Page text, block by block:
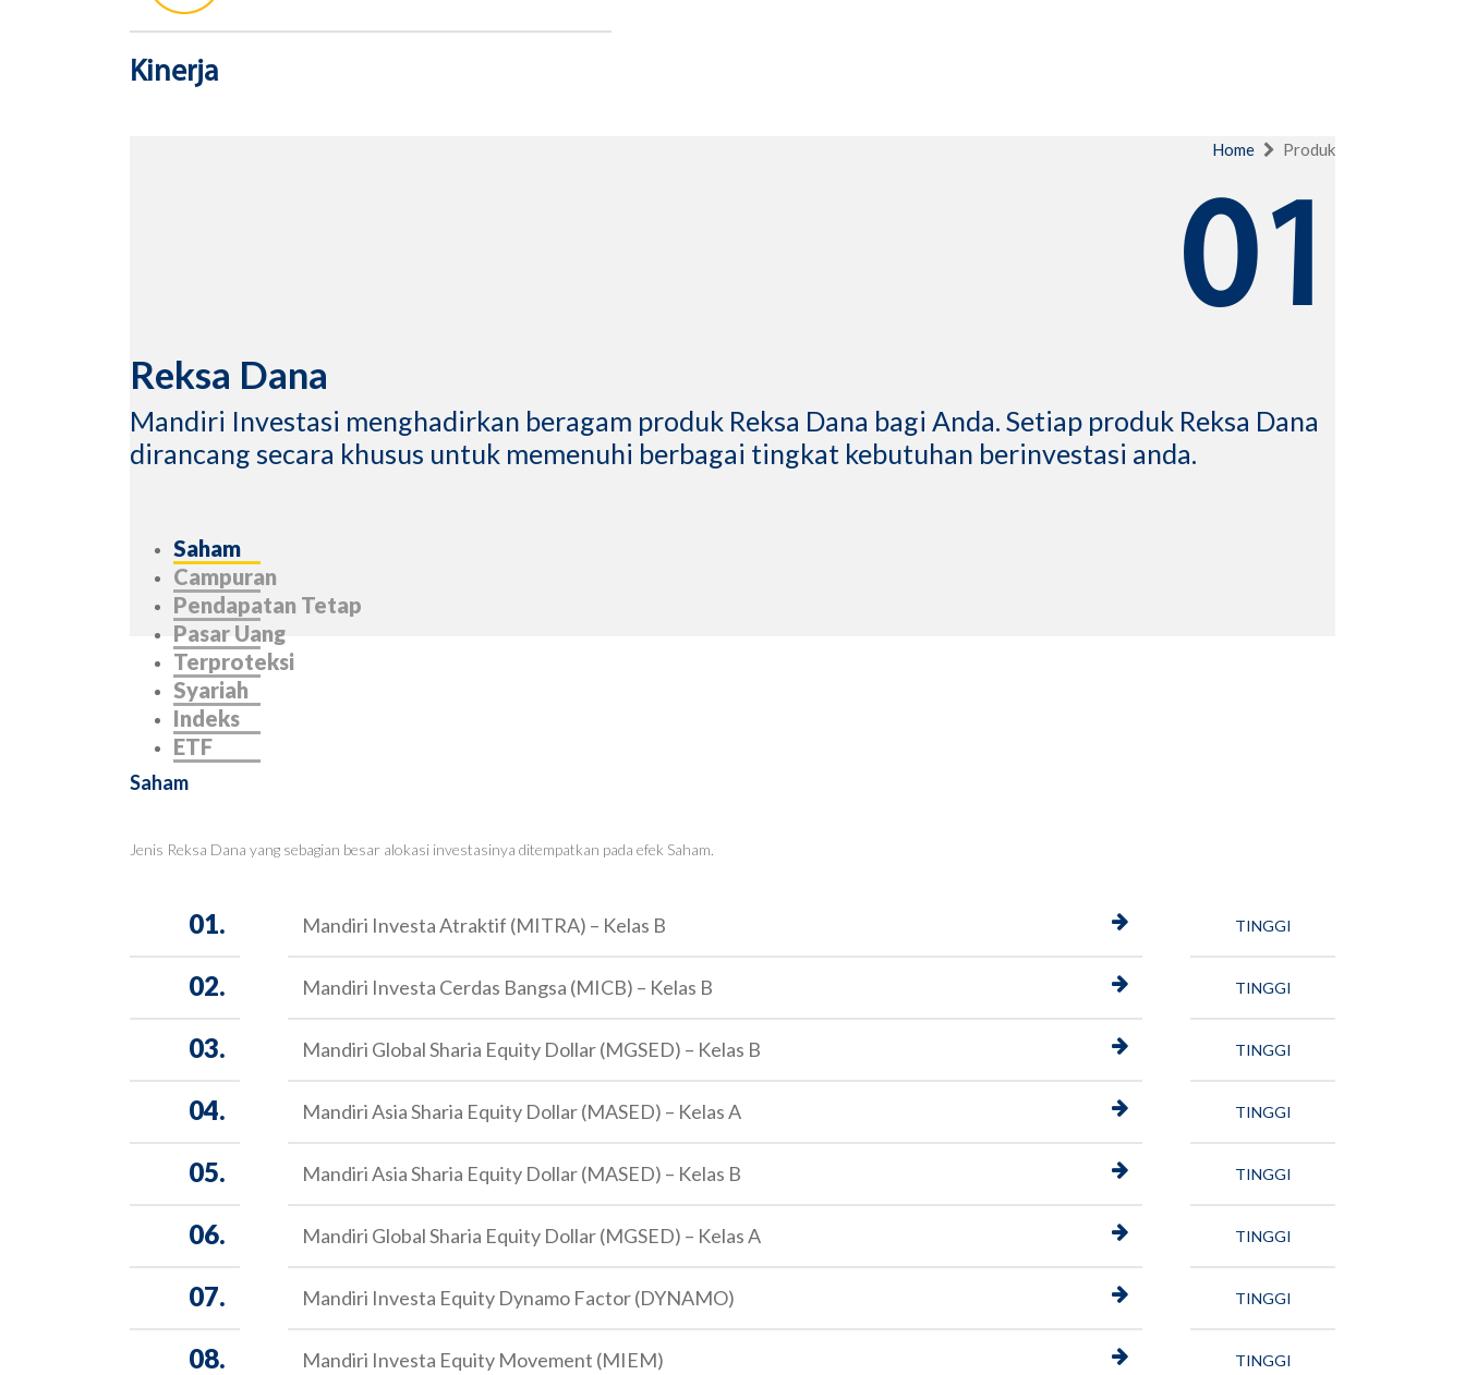
Kinerja
Home Produk
01
Reksa Dana
Mandiri Investasi menghadirkan beragam produk Reksa Dana bagi Anda. Setiap produk Reksa Dana
dirancang secara khusus untuk memenuhi berbagai tingkat kebutuhan berinvestasi anda.
Saham
Campuran
Pendapatan Tetap
Pasar Uang
Terproteksi
Syariah
Indeks
ETF
Saham
Jenis Reksa Dana yang sebagian besar alokasi investasinya ditempatkan pada efek Saham.
01. Mandiri Investa Atraktif (MITRA) – Kelas B TINGGI
02. Mandiri Investa Cerdas Bangsa (MICB) – Kelas B TINGGI
03. Mandiri Global Sharia Equity Dollar (MGSED) – Kelas B TINGGI
04. Mandiri Asia Sharia Equity Dollar (MASED) – Kelas A TINGGI
05. Mandiri Asia Sharia Equity Dollar (MASED) – Kelas B TINGGI
06. Mandiri Global Sharia Equity Dollar (MGSED) – Kelas A TINGGI
07. Mandiri Investa Equity Dynamo Factor (DYNAMO) TINGGI
08. Mandiri Investa Equity Movement (MIEM) TINGGI